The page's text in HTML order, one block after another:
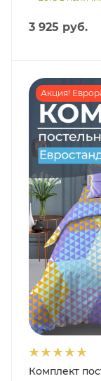
3 925 руб.
Акция!
Комплект